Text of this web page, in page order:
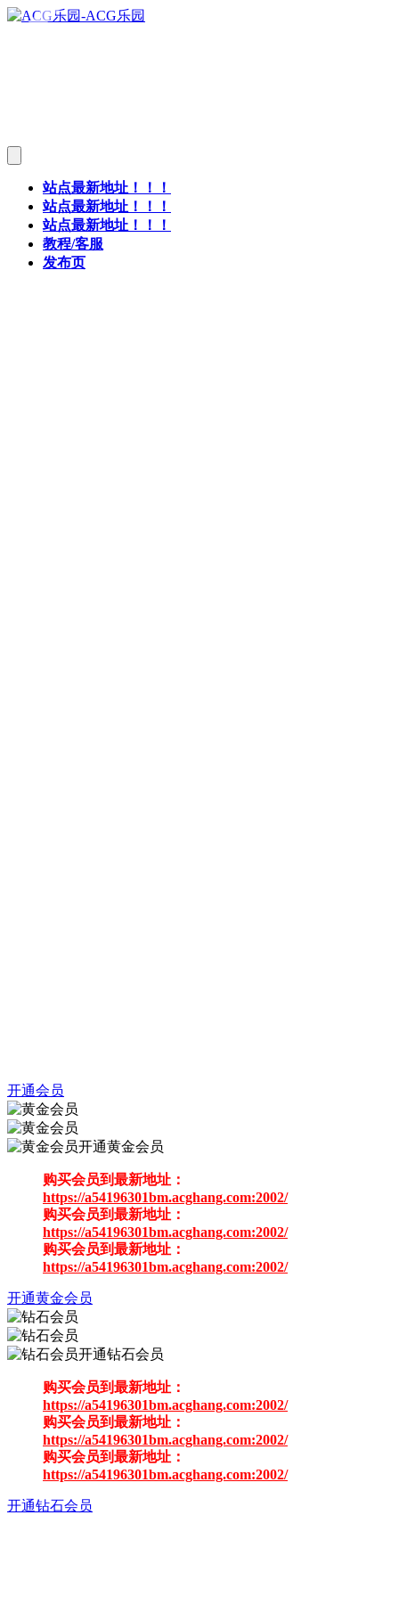
站点最新地址！！！
站点最新地址！！！
站点最新地址！！！
教程/客服
发布页
开通会员
开通黄金会员
购买会员到最新地址：
https://a54196301bm.acghang.com:2002/
购买会员到最新地址：
https://a54196301bm.acghang.com:2002/
购买会员到最新地址：
https://a54196301bm.acghang.com:2002/
开通黄金会员
开通钻石会员
购买会员到最新地址：
https://a54196301bm.acghang.com:2002/
购买会员到最新地址：
https://a54196301bm.acghang.com:2002/
购买会员到最新地址：
https://a54196301bm.acghang.com:2002/
开通钻石会员